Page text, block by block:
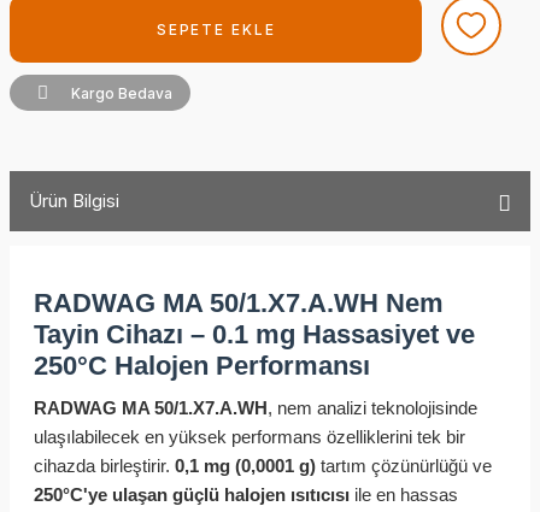
SEPETE EKLE
Kargo Bedava
Ürün Bilgisi
RADWAG MA 50/1.X7.A.WH Nem
Tayin Cihazı – 0.1 mg Hassasiyet ve
250°C Halojen Performansı
RADWAG MA 50/1.X7.A.WH, nem analizi teknolojisinde
ulaşılabilecek en yüksek performans özelliklerini tek bir
cihazda birleştirir. 0,1 mg (0,0001 g) tartım çözünürlüğü ve
250°C'ye ulaşan güçlü halojen ısıtıcısı ile en hassas